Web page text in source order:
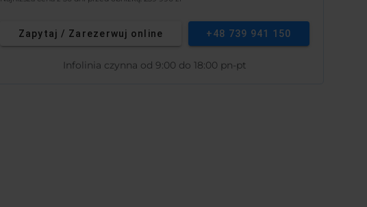
Zapytaj / Zarezerwuj online +48 739 941 150
Infolinia czynna od 9:00 do 18:00 pn-pt